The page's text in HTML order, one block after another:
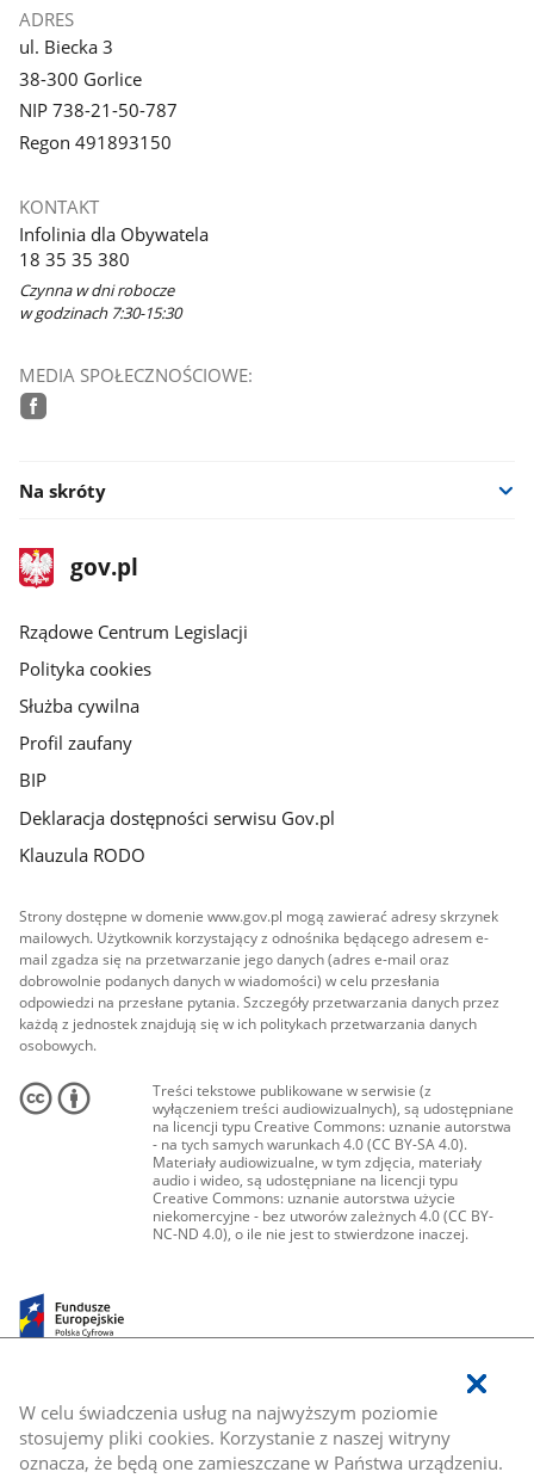
W celu świadczenia usług na najwyższym poziomie
stosujemy pliki cookies. Korzystanie z naszej witryny
oznacza, że będą one zamieszczane w Państwa urządzeniu.
ADRES
ul. Biecka 3
38-300 Gorlice
NIP 738-21-50-787
Regon 491893150
KONTAKT
Infolinia dla Obywatela
18 35 35 380
Czynna w dni robocze
w godzinach 7:30-15:30
MEDIA SPOŁECZNOŚCIOWE:
Na skróty
stopka
gov.plStrona
gov.pl
Rządowe Centrum Legislacji
Polityka cookies
Służba cywilna
Profil zaufany
BIP
Deklaracja dostępności serwisu Gov.pl
Klauzula RODO
Strony dostępne w domenie www.gov.pl mogą zawierać adresy skrzynek
mailowych. Użytkownik korzystający z odnośnika będącego adresem e-
mail zgadza się na przetwarzanie jego danych (adres e-mail oraz
dobrowolnie podanych danych w wiadomości) w celu przesłania
odpowiedzi na przesłane pytania. Szczegóły przetwarzania danych przez
każdą z jednostek znajdują się w ich politykach przetwarzania danych
osobowych.
Treści tekstowe publikowane w serwisie (z
wyłączeniem treści audiowizualnych), są udostępniane
na licencji typu Creative Commons: uznanie autorstwa
- na tych samych warunkach 4.0 (CC BY-SA 4.0).
Materiały audiowizualne, w tym zdjęcia, materiały
audio i wideo, są udostępniane na licencji typu
Creative Commons: uznanie autorstwa użycie
niekomercyjne - bez utworów zależnych 4.0 (CC BY-
NC-ND 4.0), o ile nie jest to stwierdzone inaczej.